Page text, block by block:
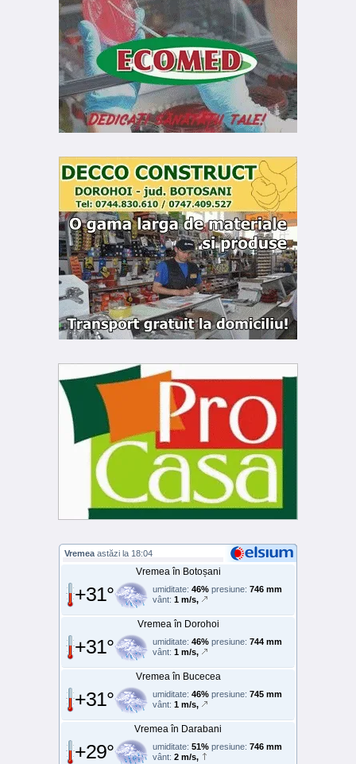
Vremea astăzi la 18:04
Vremea în Botoșani
+31° umiditate: 46% presiune: 746 mm
vânt: 1 m/s,
Vremea în Dorohoi
+31° umiditate: 46% presiune: 744 mm
vânt: 1 m/s,
Vremea în Bucecea
+31° umiditate: 46% presiune: 745 mm
vânt: 1 m/s,
Vremea în Darabani
+29° umiditate: 51% presiune: 746 mm
vânt: 2 m/s,